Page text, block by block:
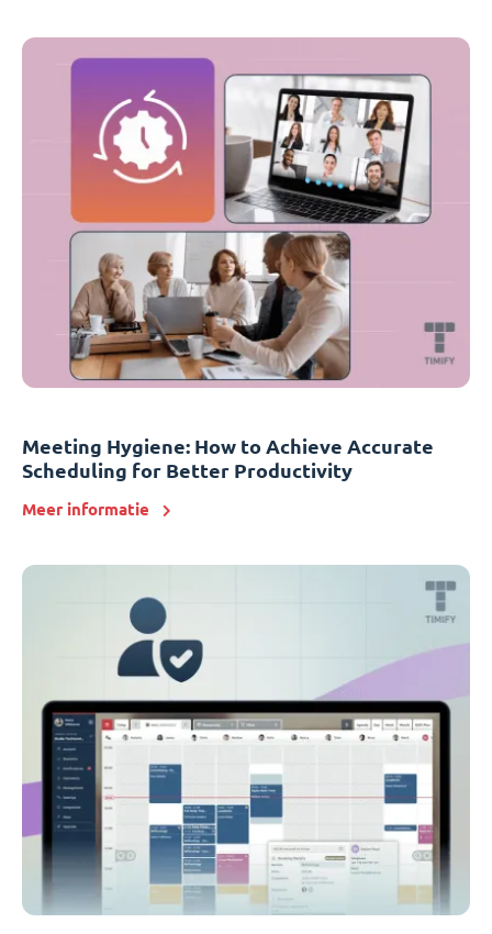
Meeting Hygiene: How to Achieve Accurate
Scheduling for Better Productivity
Meer informatie